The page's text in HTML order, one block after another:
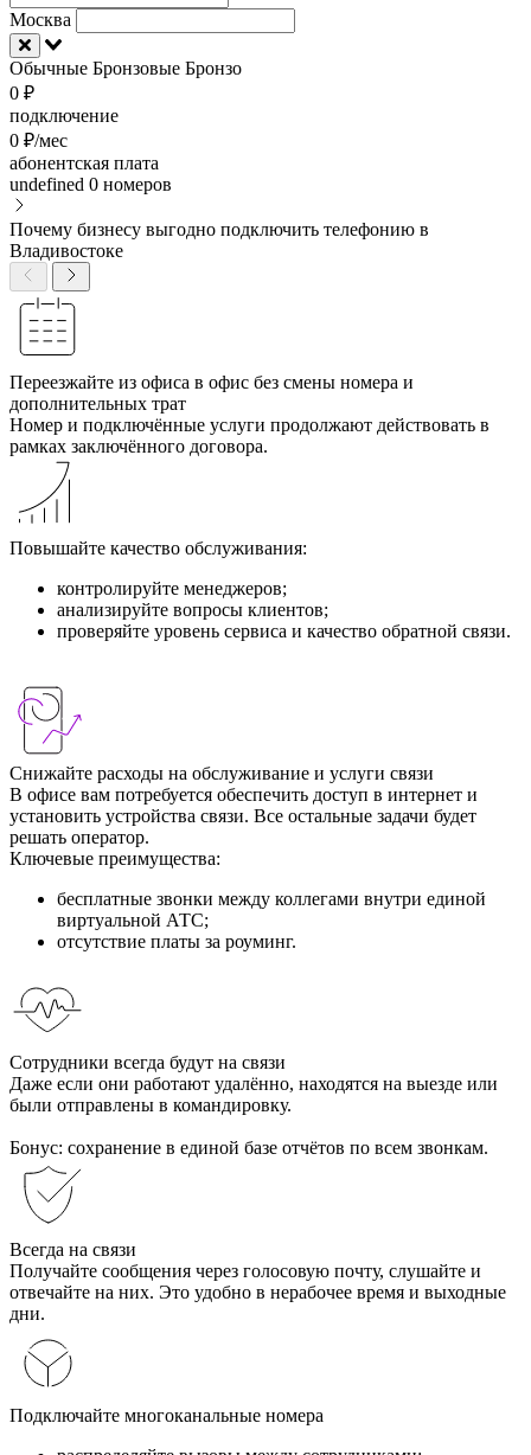
Москва
Обычные Бронзовые Бронзо
0 ₽
подключение
0 ₽/мес
абонентская плата
undefined 0 номеров
Почему бизнесу выгодно подключить телефонию в
Владивостоке
Переезжайте из офиса в офис без смены номера и
дополнительных трат
Номер и подключённые услуги продолжают действовать в
рамках заключённого договора.
Повышайте качество обслуживания:
контролируйте менеджеров;
анализируйте вопросы клиентов;
проверяйте уровень сервиса и качество обратной связи.
Снижайте расходы на обслуживание и услуги связи
В офисе вам потребуется обеспечить доступ в интернет и
установить устройства связи. Все остальные задачи будет
решать оператор.
Ключевые преимущества:
бесплатные звонки между коллегами внутри единой
виртуальной АТС;
отсутствие платы за роуминг.
Сотрудники всегда будут на связи
Даже если они работают удалённо, находятся на выезде или
были отправлены в командировку.
Бонус: сохранение в единой базе отчётов по всем звонкам.
Всегда на связи
Получайте сообщения через голосовую почту, слушайте и
отвечайте на них. Это удобно в нерабочее время и выходные
дни.
Подключайте многоканальные номера